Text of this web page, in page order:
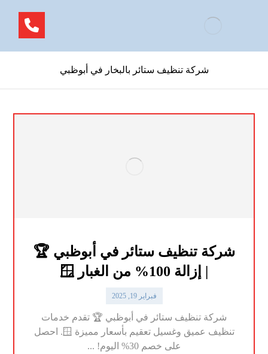
شركة تنظيف ستائر بالبخار في أبوظبي
شركة تنظيف ستائر في أبوظبي 🏆
| إزالة 100% من الغبار 🪟
فبراير 19, 2025
شركة تنظيف ستائر في أبوظبي 🏆 تقدم خدمات
تنظيف عميق وغسيل تعقيم بأسعار مميزة 🪟. احصل
على خصم 30% اليوم! ...